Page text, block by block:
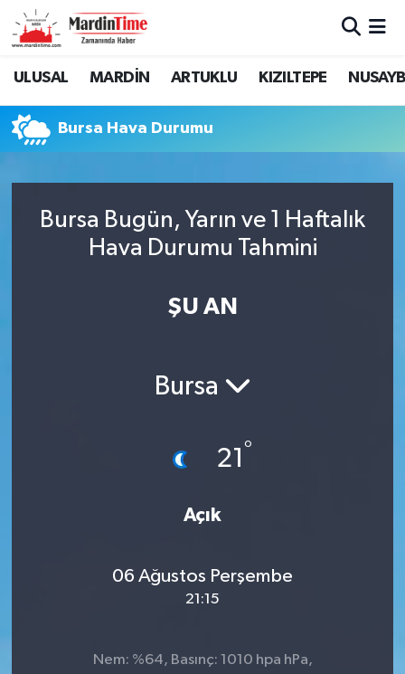
ULUSAL MARDİN ARTUKLU KIZILTEPE
Bursa Hava Durumu
Bursa Bugün, Yarın ve 1 Haftalık
Hava Durumu Tahmini
ŞU AN
Bursa
21 °
Açık
06 Ağustos Perşembe
21:15
Nem: %64, Basınç: 1010 hpa hPa,
Mardin Nöbetçi Eczaneler
Mardin Trafik Yoğunluk Haritası
Süper Lig Puan Durumu ve Fikstür